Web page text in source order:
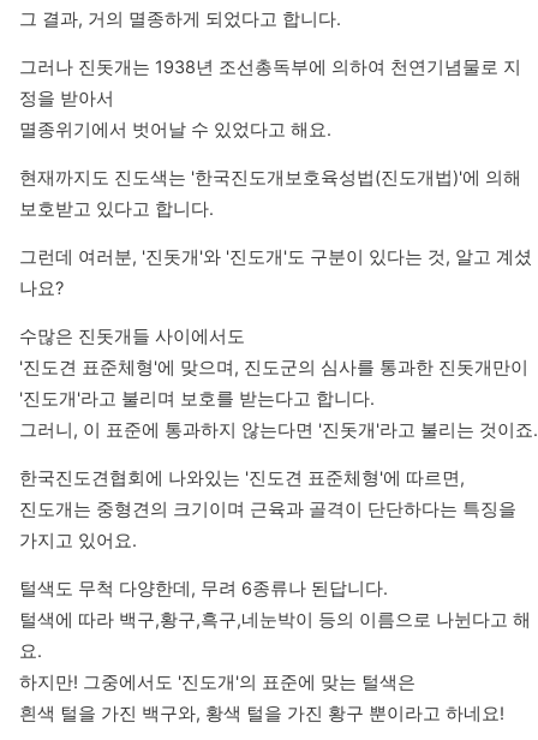
그 결과, 거의 멸종하게 되었다고 합니다.
그러나 진돗개는 1938년 조선총독부에 의하여 천연기념물로 지
정을 받아서
멸종위기에서 벗어날 수 있었다고 해요.
현재까지도 진도색는 '한국진도개보호육성법(진도개법)'에 의해
보호받고 있다고 합니다.
그런데 여러분, '진돗개'와 '진도개'도 구분이 있다는 것, 알고 계셨
나요?
수많은 진돗개들 사이에서도
'진도견 표준체형'에 맞으며, 진도군의 심사를 통과한 진돗개만이
'진도개'라고 불리며 보호를 받는다고 합니다.
그러니, 이 표준에 통과하지 않는다면 '진돗개'라고 불리는 것이죠.
한국진도견협회에 나와있는 '진도견 표준체형'에 따르면,
진도개는 중형견의 크기이며 근육과 골격이 단단하다는 특징을
가지고 있어요.
털색도 무척 다양한데, 무려 6종류나 된답니다.
털색에 따라 백구,황구,흑구,네눈박이 등의 이름으로 나뉜다고 해
요.
하지만! 그중에서도 '진도개'의 표준에 맞는 털색은
흰색 털을 가진 백구와, 황색 털을 가진 황구 뿐이라고 하네요!